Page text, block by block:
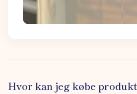
Hvor kan jeg købe